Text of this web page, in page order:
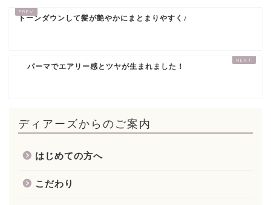
トーンダウンして髪が艶やかにまとまりやすく♪
パーマでエアリー感とツヤが生まれました！
ディアーズからのご案内
はじめての方へ
こだわり